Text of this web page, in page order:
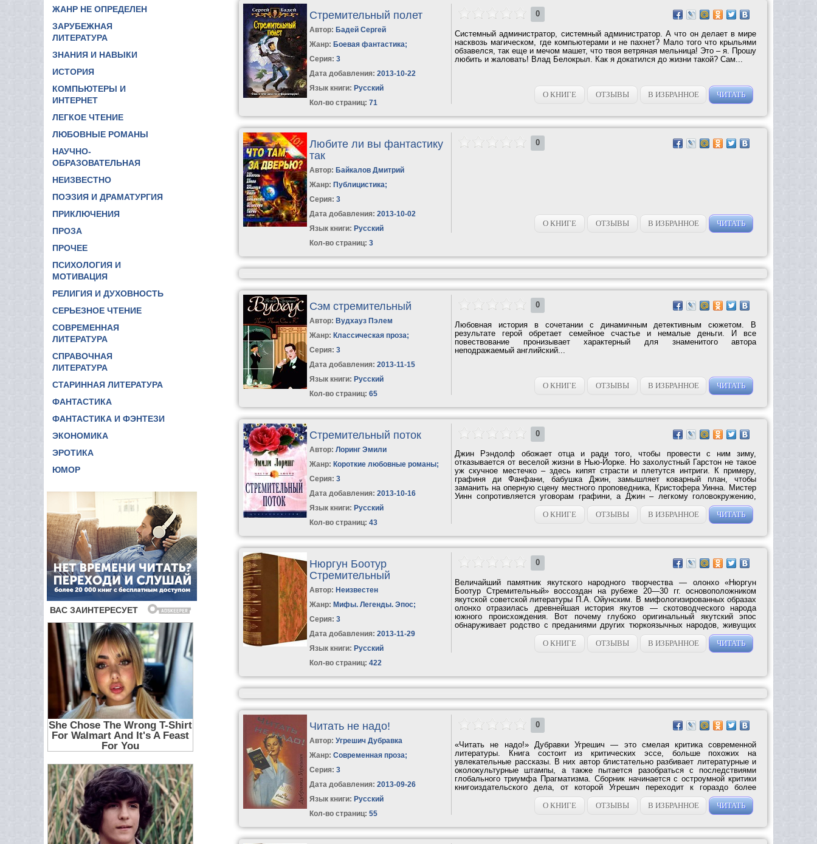
ЖАНР НЕ ОПРЕДЕЛЕН
ЗАРУБЕЖНАЯ
ЛИТЕРАТУРА
ЗНАНИЯ И НАВЫКИ
ИСТОРИЯ
КОМПЬЮТЕРЫ И
ИНТЕРНЕТ
ЛЕГКОЕ ЧТЕНИЕ
ЛЮБОВНЫЕ РОМАНЫ
НАУЧНО-
ОБРАЗОВАТЕЛЬНАЯ
НЕИЗВЕСТНО
ПОЭЗИЯ И ДРАМАТУРГИЯ
ПРИКЛЮЧЕНИЯ
ПРОЗА
ПРОЧЕЕ
ПСИХОЛОГИЯ И
МОТИВАЦИЯ
РЕЛИГИЯ И ДУХОВНОСТЬ
СЕРЬЕЗНОЕ ЧТЕНИЕ
СОВРЕМЕННАЯ
ЛИТЕРАТУРА
СПРАВОЧНАЯ
ЛИТЕРАТУРА
СТАРИННАЯ ЛИТЕРАТУРА
ФАНТАСТИКА
ФАНТАСТИКА И ФЭНТЕЗИ
ЭКОНОМИКА
ЭРОТИКА
ЮМОР
Стремительный полет
Автор: Бадей Сергей
Жанр: Боевая фантастика;
Серия:3
Дата добавления: 2013-10-22
Язык книги: Русский
Кол-во страниц: 71
0
Системный администратор, системный администратор. А что он делает в мире
насквозь магическом, где компьютерами и не пахнет? Мало того что крыльями
обзавелся, так еще и мечом машет, что твоя ветряная мельница! Это – я. Прошу
любить и жаловать! Влад Белокрыл. Как я докатился до жизни такой? Сам...
О КНИГЕ ОТЗЫВЫ В ИЗБРАННОЕ ЧИТАТЬ
Любите ли вы фантастику
так
Автор: Байкалов Дмитрий
Жанр: Публицистика;
Серия:3
Дата добавления: 2013-10-02
Язык книги: Русский
Кол-во страниц: 3
0
О КНИГЕ ОТЗЫВЫ В ИЗБРАННОЕ ЧИТАТЬ
Сэм стремительный
Автор: Вудхауз Пэлем
Жанр: Классическая проза;
Серия:3
Дата добавления: 2013-11-15
Язык книги: Русский
Кол-во страниц: 65
0
Любовная история в сочетании с динамичным детективным сюжетом. В
результате герой обретает семейное счастье и немалые деньги. И все
повествование пронизывает характерный для знаменитого автора
неподражаемый английский...
О КНИГЕ ОТЗЫВЫ В ИЗБРАННОЕ ЧИТАТЬ
Стремительный поток
Автор:Лоринг Эмили
Жанр: Короткие любовные романы;
Серия:3
Дата добавления: 2013-10-16
Язык книги: Русский
Кол-во страниц: 43
0
Джин Рэндолф обожает отца и ради того, чтобы провести с ним зиму,
отказывается от веселой жизни в Нью-Йорке. Но захолустный Гарстон не такое
уж скучное местечко – здесь кипят страсти и плетутся интриги. К примеру,
графиня ди Фанфани, бабушка Джин, замышляет коварный план, чтобы
заманить на оперную сцену местного проповедника, Кристофера Уинна. Мистер
Уинн сопротивляется уговорам графини, а Джин – легкому головокружению,
О КНИГЕ
ОТЗЫВЫ В ИЗБРАННОЕ ЧИТАТЬ
Нюргун Боотур
Стремительный
Автор: Неизвестен
Жанр: Мифы. Легенды. Эпос;
Серия:3
Дата добавления: 2013-11-29
Язык книги: Русский
Кол-во страниц: 422
0
Величайший памятник якутского народного творчества — олонхо «Нюргун
Боотур Стремительный» воссоздан на рубеже 20—30 гг. основоположником
якутской советской литературы П.А. Ойунским. В мифологизированных образах
олонхо отразилась древнейшая история якутов — скотоводческого народа
южного происхождения. Вот почему глубоко оригинальный якутский эпос
обнаруживает родство с преданиями других тюркоязычных народов, живущих
О КНИГЕ
ОТЗЫВЫ В ИЗБРАННОЕ ЧИТАТЬ
Читать не надо!
Автор:Угрешич Дубравка
Жанр: Современная проза;
Серия:3
Дата добавления: 2013-09-26
Язык книги: Русский
Кол-во страниц: 55
0
«Читать не надо!» Дубравки Угрешич — это смелая критика современной
литературы. Книга состоит из критических эссе, больше похожих на
увлекательные рассказы. В них автор блистательно разбивает литературные и
околокультурные штампы, а также пытается разобраться с последствиями
глобального триумфа Прагматизма. Сборник начинается с остроумной критики
книгоиздательского дела, от которой Угрешич переходит к гораздо более
О КНИГЕ
ОТЗЫВЫ В ИЗБРАННОЕ ЧИТАТЬ